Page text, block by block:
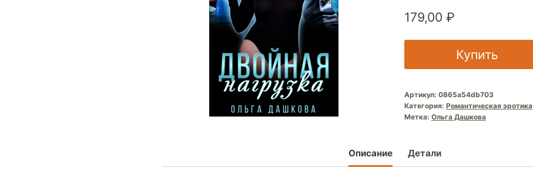
179,00 ₽
Купить
Артикул: 0865a54db703
Категория: Романтическая эротика
Метка: Ольга Дашкова
Описание Детали